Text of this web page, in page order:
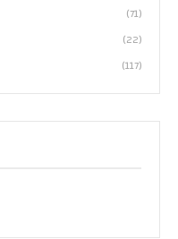
(71)
(22)
(117)